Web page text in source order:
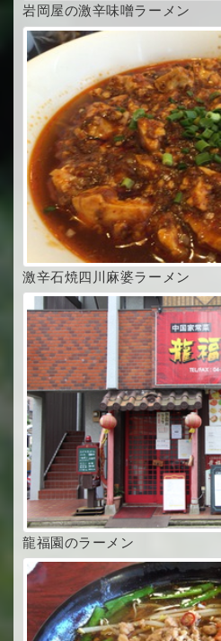
岩岡屋の激辛味噌ラーメン
激辛石焼四川麻婆ラーメン
龍福園のラーメン